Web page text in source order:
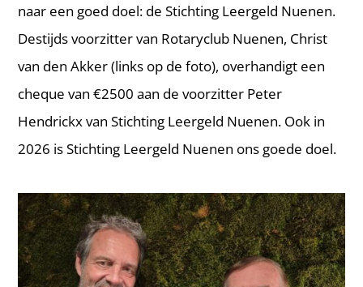
naar een goed doel: de Stichting Leergeld Nuenen.
Destijds voorzitter van Rotaryclub Nuenen, Christ
van den Akker (links op de foto), overhandigt een
cheque van €2500 aan de voorzitter Peter
Hendrickx van Stichting Leergeld Nuenen. Ook in
2026 is Stichting Leergeld Nuenen ons goede doel.